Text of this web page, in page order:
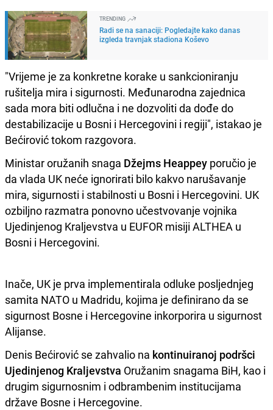
TRENDING
Radi se na sanaciji: Pogledajte kako danas
izgleda travnjak stadiona Koševo
"Vrijeme je za konkretne korake u sankcioniranju
rušitelja mira i sigurnosti. Međunarodna zajednica
sada mora biti odlučna i ne dozvoliti da dođe do
destabilizacije u Bosni i Hercegovini i regiji", istakao je
Bećirović tokom razgovora.
Ministar oružanih snaga Džejms Heappey poručio je
da vlada UK neće ignorirati bilo kakvo narušavanje
mira, sigurnosti i stabilnosti u Bosni i Hercegovini. UK
ozbiljno razmatra ponovno učestvovanje vojnika
Ujedinjenog Kraljevstva u EUFOR misiji ALTHEA u
Bosni i Hercegovini.
Inače, UK je prva implementirala odluke posljednjeg
samita NATO u Madridu, kojima je definirano da se
sigurnost Bosne i Hercegovine inkorporira u sigurnost
Alijanse.
Denis Bećirović se zahvalio na kontinuiranoj podršci
Ujedinjenog Kraljevstva Oružanim snagama BiH, kao i
drugim sigurnosnim i odbrambenim institucijama
države Bosne i Hercegovine.